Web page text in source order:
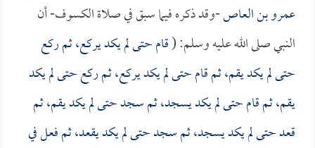
عمرو بن العاص-وقد ذكره فيما سبق في صلاة الكسوف- أن
النبي صلى الله عليه وسلم: (قام حتى لم يكد يركع، ثم ركع
حتى لم يكد يقم، ثم قام حتى لم يكد يركع، ثم ركع حتى لم يكد
يقم، ثم قام حتى لم يكد يسجد، ثم سجد حتى لم يكد يقم، ثم
قعد حتى لم يكد يسجد، ثم سجد حتى لم يكد يقعد، ثم فعل في